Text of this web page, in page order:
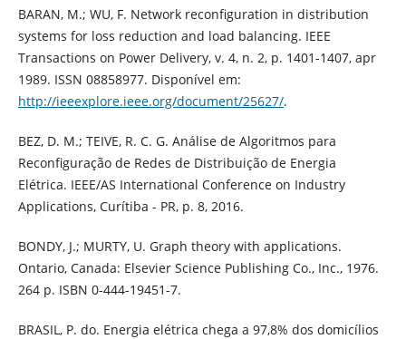
BARAN, M.; WU, F. Network reconfiguration in distribution
systems for loss reduction and load balancing. IEEE
Transactions on Power Delivery, v. 4, n. 2, p. 1401-1407, apr
1989. ISSN 08858977. Disponível em:
http://ieeexplore.ieee.org/document/25627/.
BEZ, D. M.; TEIVE, R. C. G. Análise de Algoritmos para
Reconfiguração de Redes de Distribuição de Energia
Elétrica. IEEE/AS International Conference on Industry
Applications, Curítiba - PR, p. 8, 2016.
BONDY, J.; MURTY, U. Graph theory with applications.
Ontario, Canada: Elsevier Science Publishing Co., Inc., 1976.
264 p. ISBN 0-444-19451-7.
BRASIL, P. do. Energia elétrica chega a 97,8% dos domicílios